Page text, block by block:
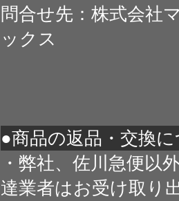
問合せ先：株式会社
ックス
●商品の返品・交換
・弊社、佐川急便以
達業者はお受け取り